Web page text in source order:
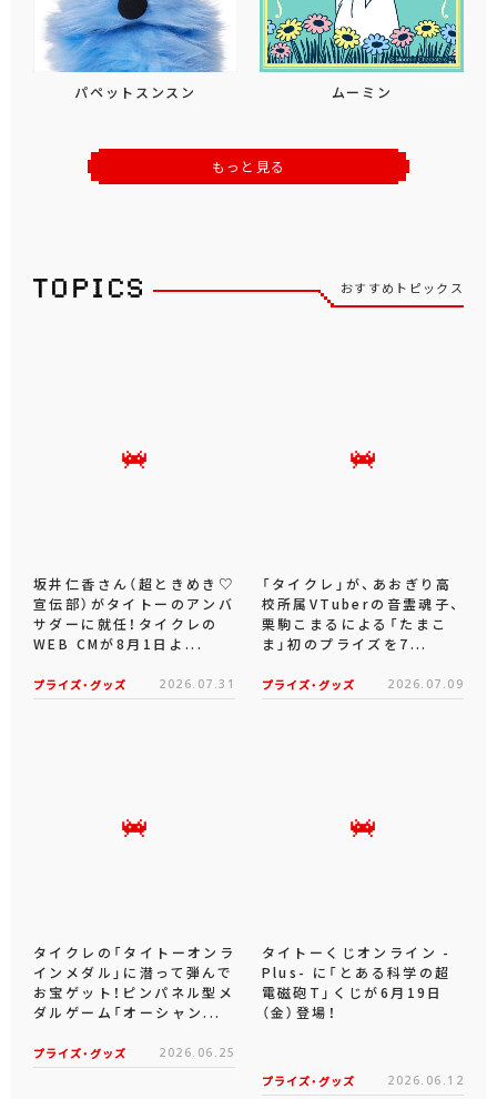
パペットスンスン ムーミン
もっと見る
おすすめトピックス
坂井仁香さん（超ときめき♡
宣伝部）がタイトーのアンバ
サダーに就任！タイクレの
WEB CMが8月1日よ...
プライズ・グッズ 2026.07.31
「タイクレ」が、あおぎり高
校所属VTuberの音霊魂子、
栗駒こまるによる「たまこ
ま」初のプライズを7...
プライズ・グッズ 2026.07.09
タイクレの「タイトーオンラ
インメダル」に潜って弾んで
お宝ゲット！ピンパネル型メ
ダルゲーム「オーシャン...
プライズ・グッズ 2026.06.25
タイトーくじオンライン -
Plus- に「とある科学の超
電磁砲T」くじが6月19日
（金）登場！
プライズ・グッズ 2026.06.12